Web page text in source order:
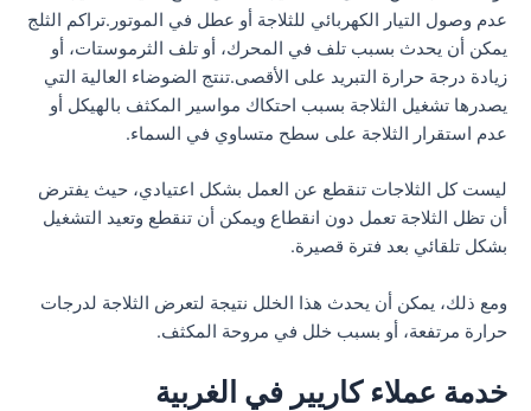
عدم وصول التيار الكهربائي للثلاجة أو عطل في الموتور.تراكم الثلج
يمكن أن يحدث بسبب تلف في المحرك، أو تلف الثرموستات، أو
زيادة درجة حرارة التبريد على الأقصى.تنتج الضوضاء العالية التي
يصدرها تشغيل الثلاجة بسبب احتكاك مواسير المكثف بالهيكل أو
عدم استقرار الثلاجة على سطح متساوي في السماء.
ليست كل الثلاجات تنقطع عن العمل بشكل اعتيادي، حيث يفترض
أن تظل الثلاجة تعمل دون انقطاع ويمكن أن تنقطع وتعيد التشغيل
بشكل تلقائي بعد فترة قصيرة.
ومع ذلك، يمكن أن يحدث هذا الخلل نتيجة لتعرض الثلاجة لدرجات
حرارة مرتفعة، أو بسبب خلل في مروحة المكثف.
خدمة عملاء كاريير في الغربية